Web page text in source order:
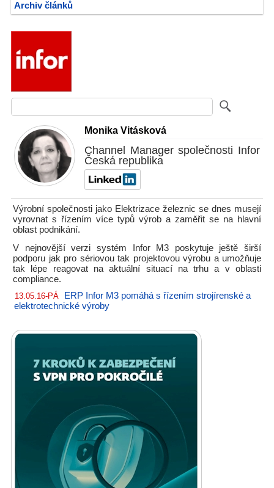
Archiv článků
Monika Vitásková
Channel Manager společnosti Infor
Česká republika
Výrobní společnosti jako Elektrizace železnic se dnes musejí
vyrovnat s řízením více typů výrob a zaměřit se na hlavní
oblast podnikání.
V nejnovější verzi systém Infor M3 poskytuje ještě širší
podporu jak pro sériovou tak projektovou výrobu a umožňuje
tak lépe reagovat na aktuální situací na trhu a v oblasti
compliance.
13.05.16-PÁ
ERP Infor M3 pomáhá s řízením strojírenské a
elektrotechnické výroby